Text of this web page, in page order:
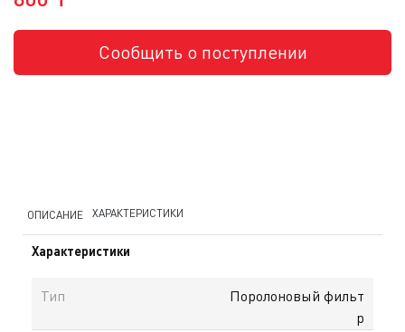
Сообщить о поступлении
ОПИСАНИЕ ХАРАКТЕРИСТИКИ
Характеристики
Тип
Поролоновый фильт
р